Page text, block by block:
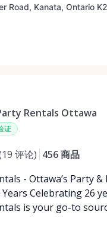
Rentals Ottawa
证
19 评论) 456商品
- Ottawa’s Party &
in Ottawa,
is your go-to
We’re proud to be a